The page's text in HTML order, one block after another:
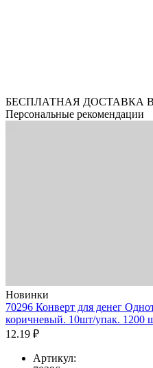
БЕСПЛАТНАЯ ДОСТАВКА
Персональные рекомендации
Новинки
70296 Конверт для денег
коричневый. 10шт/упак. 1200
12.19 ₽
Артикул: